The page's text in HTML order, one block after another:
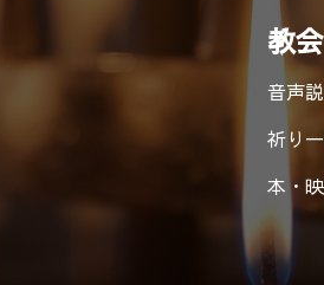
教
音声
祈り
本・